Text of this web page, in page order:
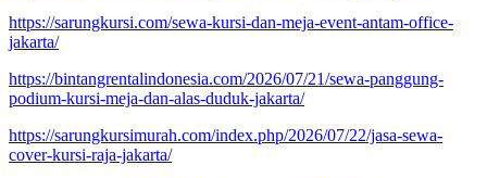
https://sarungkursi.com/sewa-kursi-dan-meja-event-antam-office-
jakarta/
https://bintangrentalindonesia.com/2026/07/21/sewa-panggung-
podium-kursi-meja-dan-alas-duduk-jakarta/
https://sarungkursimurah.com/index.php/2026/07/22/jasa-sewa-
cover-kursi-raja-jakarta/